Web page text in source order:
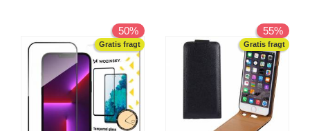
50%
Gratis fragt
55%
Gratis fragt